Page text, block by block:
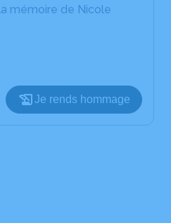
mémoire de Nicole
Je rends hommage